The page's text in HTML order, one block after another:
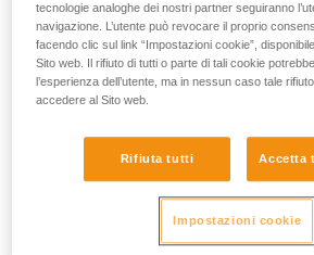
tecnologie analoghe dei nostri partner seguiranno
navigazione. L’utente può revocare il proprio
facendo clic sul link “Impostazioni cookie”,
Sito web. Il rifiuto di tutti o parte di tali cookie
l’esperienza dell’utente, ma in nessun caso tale
accedere al Sito web.
Rifiuta tutti Accetta
Impostazioni cookie